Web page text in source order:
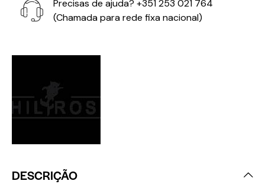
Precisas de ajuda? +351 253 021 764
(Chamada para rede fixa nacional)
DESCRIÇÃO